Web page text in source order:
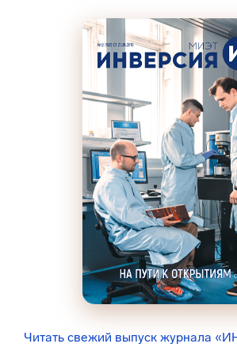
Читать свежий выпуск журнала